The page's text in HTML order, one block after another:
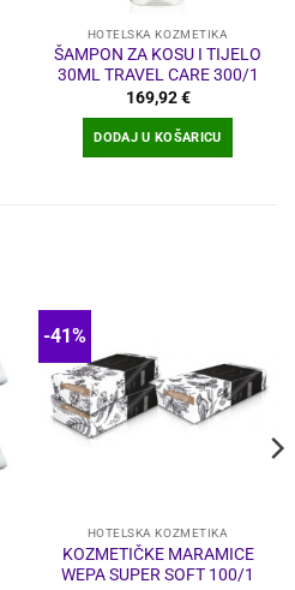
HOTELSKA KOZMETIKA
ŠAMPON ZA KOSU I TIJELO
30ML TRAVEL CARE 300/1
169,92€
DODAJ U KOŠARICU
-41%
HOTELSKA KOZMETIKA
KOZMETIČKE MARAMICE
WEPA SUPER SOFT 100/1